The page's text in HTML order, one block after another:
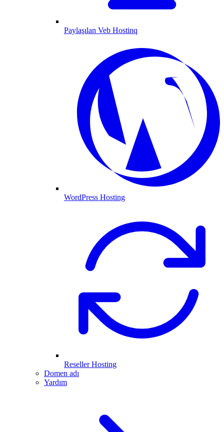
Paylaşılan Veb Hostinq
WordPress Hosting
Reseller Hosting
Domen adı
Yardım